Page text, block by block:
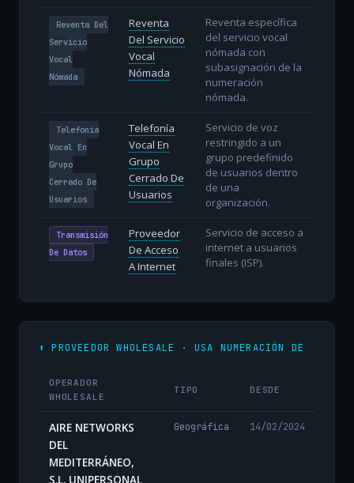
Reventa Del
Servicio
Vocal
Nómada
Reventa
Del Servicio
Vocal
Nómada
Reventa específica
del servicio vocal
nómada con
subasignación de la
numeración
nómada.
Telefonía
Vocal En
Grupo
Cerrado De
Usuarios
Telefonía
Vocal En
Grupo
Cerrado De
Usuarios
Servicio de voz
restringido a un
grupo predefinido
de usuarios dentro
de una
organización.
Transmisión
De Datos
Proveedor
De Acceso
A Internet
Servicio de acceso a
internet a usuarios
finales (ISP).
⬆️ PROVEEDOR WHOLESALE · USA NUMERACIÓN DE
OPERADOR
WHOLESALE
TIPO DESDE
AIRE NETWORKS
DEL
MEDITERRÁNEO,
S.L. UNIPERSONAL
Geográfica 14/02/2024